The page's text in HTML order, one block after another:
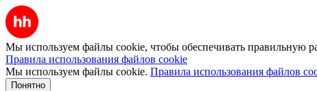
Мы используем файлы cookie, чтобы обеспечивать правильную
Правила использования файлов cookie
Мы используем файлы cookie. Правила использования файлов
Понятно